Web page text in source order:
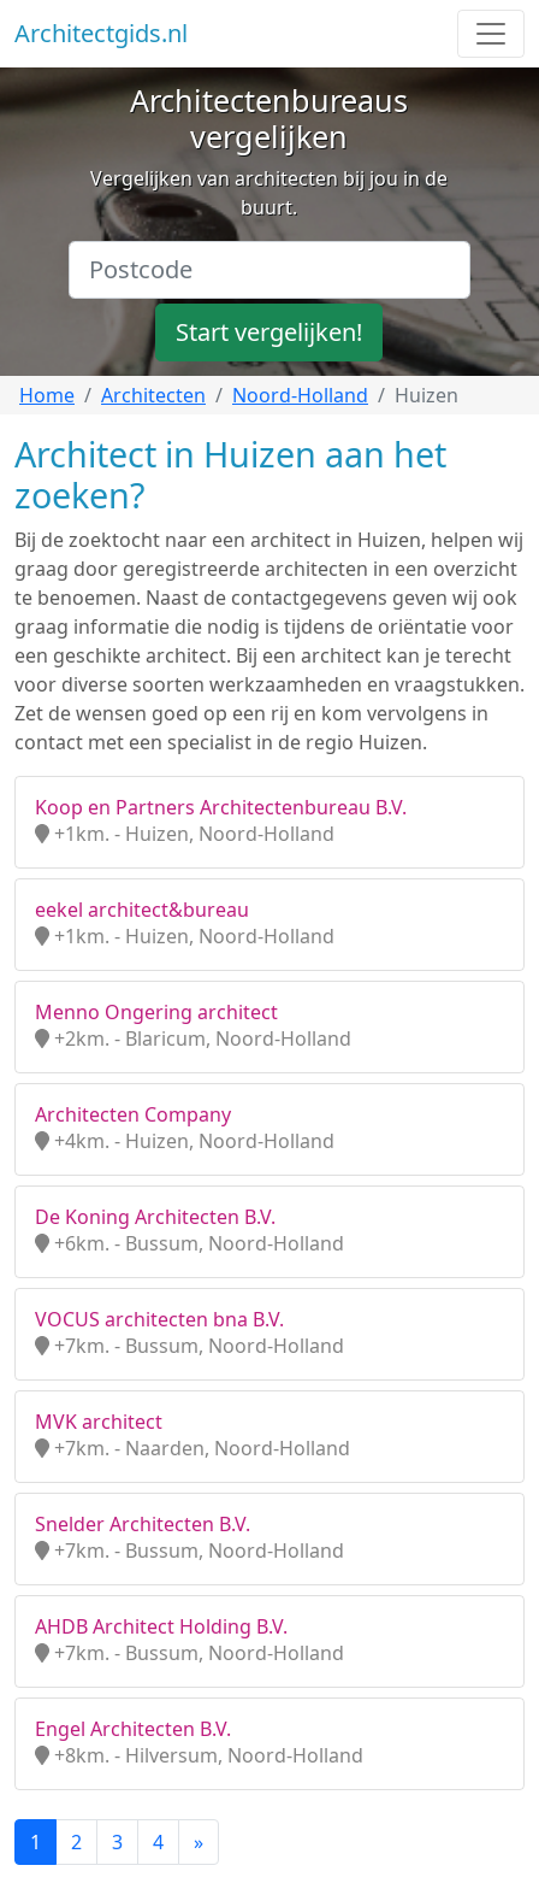
Architectgids.nl
Architectenbureaus
vergelijken
Vergelijken van architecten bij jou in de
buurt.
Start vergelijken!
Home Architecten Noord-Holland Huizen
Architect in Huizen aan het
zoeken?
Bij de zoektocht naar een architect in Huizen, helpen wij
graag door geregistreerde architecten in een overzicht
te benoemen. Naast de contactgegevens geven wij ook
graag informatie die nodig is tijdens de oriëntatie voor
een geschikte architect. Bij een architect kan je terecht
voor diverse soorten werkzaamheden en vraagstukken.
Zet de wensen goed op een rij en kom vervolgens in
contact met een specialist in de regio Huizen.
Koop en Partners Architectenbureau B.V.
+1km. - Huizen, Noord-Holland
eekel architect&bureau
+1km. - Huizen, Noord-Holland
Menno Ongering architect
+2km. - Blaricum, Noord-Holland
Architecten Company
+4km. - Huizen, Noord-Holland
De Koning Architecten B.V.
+6km. - Bussum, Noord-Holland
VOCUS architecten bna B.V.
+7km. - Bussum, Noord-Holland
MVK architect
+7km. - Naarden, Noord-Holland
Snelder Architecten B.V.
+7km. - Bussum, Noord-Holland
AHDB Architect Holding B.V.
+7km. - Bussum, Noord-Holland
Engel Architecten B.V.
+8km. - Hilversum, Noord-Holland
1 2 3 4 »